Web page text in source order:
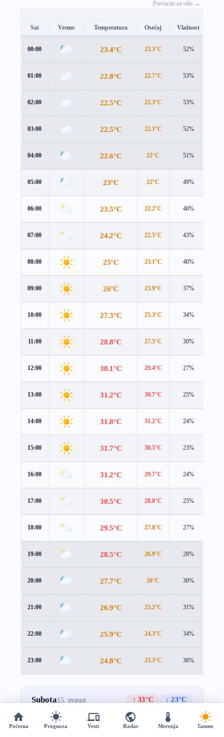
Prevucite za više →
Sat Vreme Temperatura Osećaj Vlažnost
00:00 23.4°C 23.3°C 52%
01:00 22.8°C 22.7°C 53%
02:00 22.5°C 22.3°C 53%
03:00 22.5°C 22.1°C 52%
04:00 22.6°C 22°C 51%
05:00 23°C 22°C 49%
06:00 23.5°C 22.2°C 46%
07:00 24.2°C 22.5°C 43%
08:00 25°C 23.1°C 40%
09:00 26°C 23.9°C 37%
10:00 27.3°C 25.3°C 34%
11:00 28.8°C 27.5°C 30%
12:00 30.1°C 29.4°C 27%
13:00 31.2°C 30.7°C 25%
14:00 31.8°C 31.2°C 24%
15:00 31.7°C 30.5°C 23%
16:00 31.2°C 29.7°C 24%
17:00 30.5°C 28.8°C 25%
18:00 29.5°C 27.8°C 27%
19:00 28.5°C 26.9°C 28%
20:00 27.7°C 26°C 30%
21:00 26.9°C 25.2°C 31%
22:00 25.9°C 24.3°C 34%
23:00 24.8°C 23.3°C 36%
Subota15. avgust ↑ 33°C
↓ 23°C
🌇 19:43
Prevucite za više →
Početna Prognoza Vesti Radar Merenja Tamno